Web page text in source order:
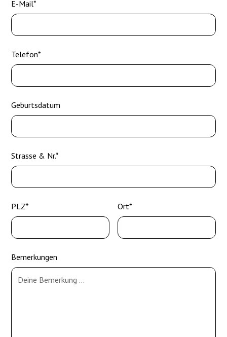
E-Mail*
Telefon*
Geburtsdatum
Strasse & Nr.*
PLZ* Ort*
Bemerkungen